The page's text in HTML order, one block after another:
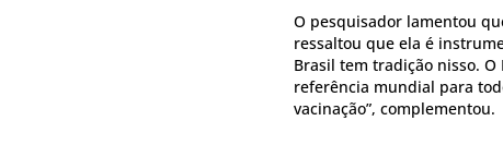
O pesquisador lamentou
ressaltou que ela é
Brasil tem tradição nisso.
referência mundial para
vacinação”, complementou.